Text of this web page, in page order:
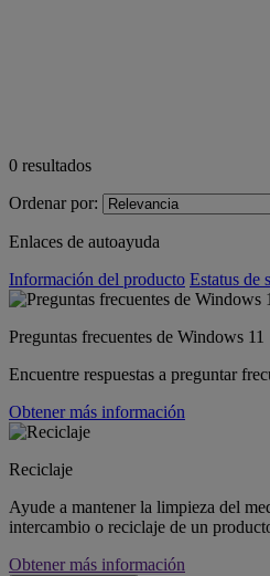
0 resultados
Ordenar por:
Enlaces de autoayuda
Información del producto Estatus de
Preguntas frecuentes de Windows 11
Encuentre respuestas a preguntar
Obtener más información
Reciclaje
Ayude a mantener la limpieza del
intercambio o reciclaje de un
Obtener más información